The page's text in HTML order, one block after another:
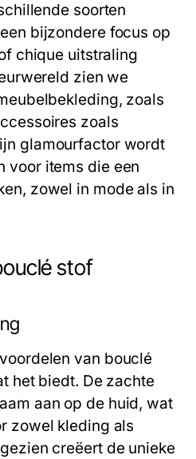
soorten
bijzondere focus op
chique uitstraling
zien we
zoals
zoals
glamourfactor wordt
voor items die een
zowel in mode als in
stof
van bouclé
het biedt. De zachte
aan op de huid, wat
zowel kleding als
creëert de unieke